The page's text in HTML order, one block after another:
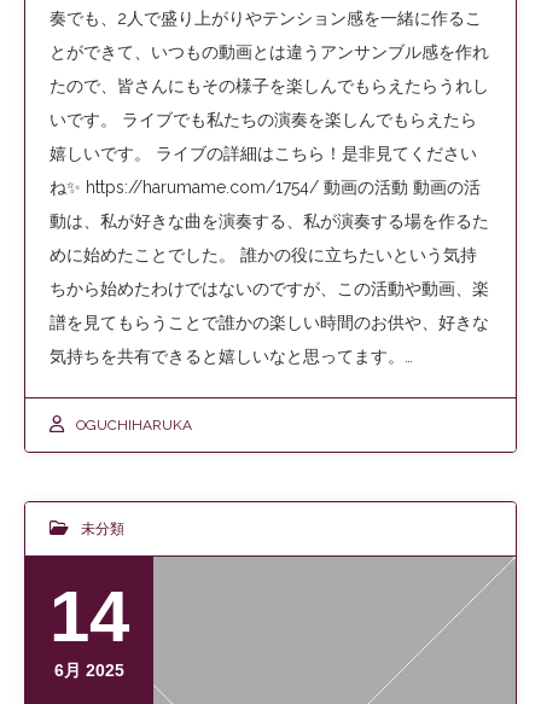
奏でも、2人で盛り上がりやテンション感を一緒に作るこ
とができて、いつもの動画とは違うアンサンブル感を作れ
たので、皆さんにもその様子を楽しんでもらえたらうれし
いです。 ライブでも私たちの演奏を楽しんでもらえたら
嬉しいです。 ライブの詳細はこちら！是非見てください
ね✨ https://harumame.com/1754/ 動画の活動 動画の活
動は、私が好きな曲を演奏する、私が演奏する場を作るた
めに始めたことでした。 誰かの役に立ちたいという気持
ちから始めたわけではないのですが、この活動や動画、楽
譜を見てもらうことで誰かの楽しい時間のお供や、好きな
気持ちを共有できると嬉しいなと思ってます。…
OGUCHIHARUKA
未分類
14
6月 2025